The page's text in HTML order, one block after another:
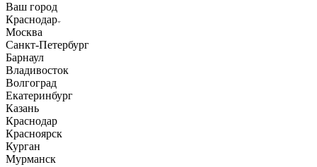
Ваш город
Краснодар
Москва
Санкт-Петербург
Барнаул
Владивосток
Волгоград
Екатеринбург
Казань
Краснодар
Красноярск
Курган
Мурманск